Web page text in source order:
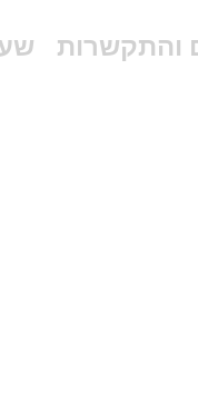
והתקשרות